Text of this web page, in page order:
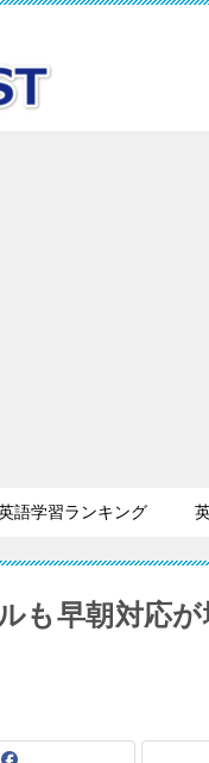
語学習ランキング
も早朝対応